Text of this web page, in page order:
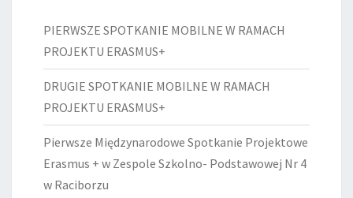
PIERWSZE SPOTKANIE MOBILNE W RAMACH
PROJEKTU ERASMUS+
DRUGIE SPOTKANIE MOBILNE W RAMACH
PROJEKTU ERASMUS+
Pierwsze Międzynarodowe Spotkanie Projektowe
Erasmus + w Zespole Szkolno- Podstawowej Nr 4
w Raciborzu